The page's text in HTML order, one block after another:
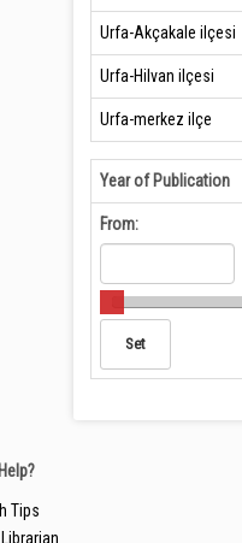
Urfa-Akçakale ilçesi
Urfa-Hilvan ilçesi
Urfa-merkez ilçe
Year of Publication
From:
Tips